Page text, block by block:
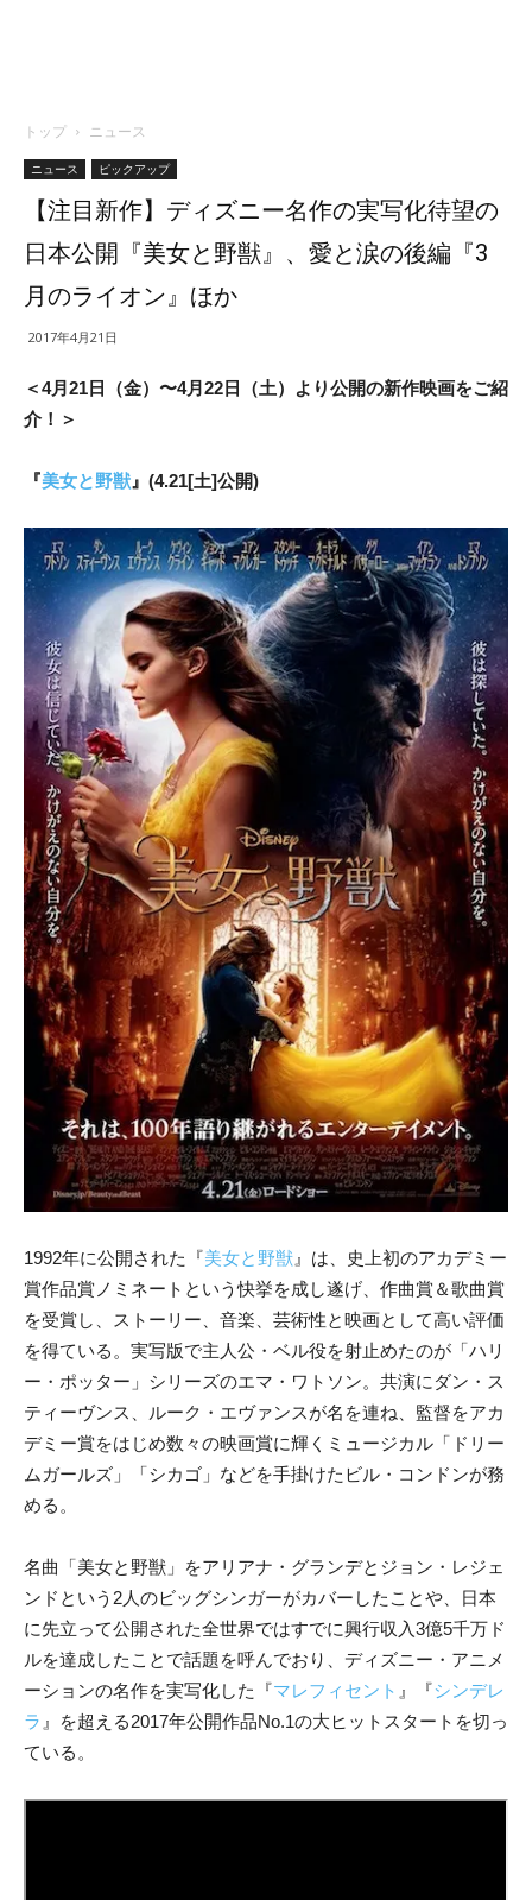
トップ ニュース
ニュース ピックアップ
【注目新作】ディズニー名作の実写化待望の
日本公開『美女と野獣』、愛と涙の後編『3
月のライオン』ほか
2017年4月21日
＜4月21日（金）〜4月22日（土）より公開の新作映画をご紹
介！＞
『美女と野獣 』(4.21[土]公開)
1992年に公開された『美女と野獣 』は、史上初のアカデミー
賞作品賞ノミネートという快挙を成し遂げ、作曲賞＆歌曲賞
を受賞し、ストーリー、音楽、芸術性と映画として高い評価
を得ている。実写版で主人公・ベル役を射止めたのが「ハリ
ー・ポッター」シリーズのエマ・ワトソン。共演にダン・ス
ティーヴンス、ルーク・エヴァンスが名を連ね、監督をアカ
デミー賞をはじめ数々の映画賞に輝くミュージカル「ドリー
ムガールズ」「シカゴ」などを手掛けたビル・コンドンが務
める。
名曲「美女と野獣」をアリアナ・グランデとジョン・レジェ
ンドという2人のビッグシンガーがカバーしたことや、日本
に先立って公開された全世界ではすでに興行収入3億5千万ド
ルを達成したことで話題を呼んでおり、ディズニー・アニメ
ーションの名作を実写化した『マレフィセント 』『シンデレ
ラ 』を超える2017年公開作品No.1の大ヒットスタートを切っ
ている。